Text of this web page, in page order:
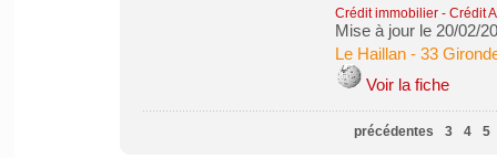
Crédit immobilier- Crédit
Mise à jour le 20/02/
Le Haillan- 33
Voir la fiche
précédentes 3 4 5